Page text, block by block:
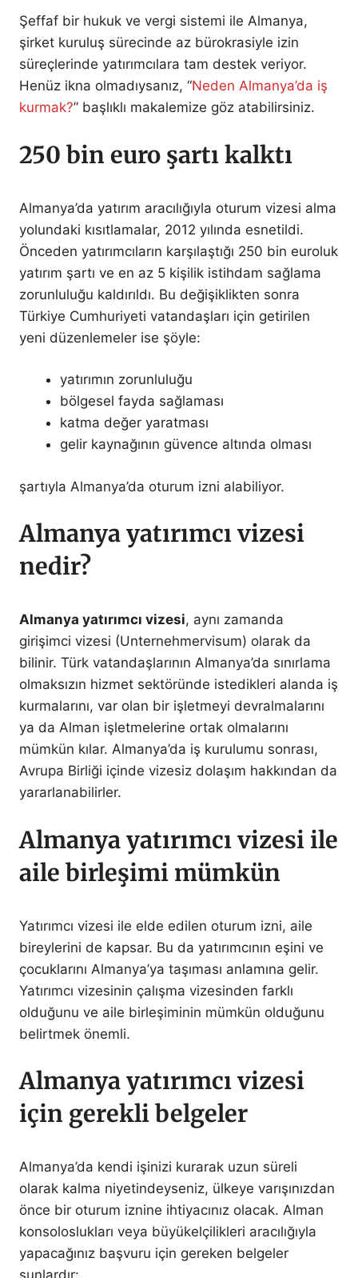
Şeffaf bir hukuk ve vergi sistemi ile Almanya,
şirket kuruluş sürecinde az bürokrasiyle izin
süreçlerinde yatırımcılara tam destek veriyor.
Henüz ikna olmadıysanız, “Neden Almanya’da iş
kurmak?” başlıklı makalemize göz atabilirsiniz.
250 bin euro şartı kalktı
Almanya’da yatırım aracılığıyla oturum vizesi alma
yolundaki kısıtlamalar, 2012 yılında esnetildi.
Önceden yatırımcıların karşılaştığı 250 bin euroluk
yatırım şartı ve en az 5 kişilik istihdam sağlama
zorunluluğu kaldırıldı. Bu değişiklikten sonra
Türkiye Cumhuriyeti vatandaşları için getirilen
yeni düzenlemeler ise şöyle:
yatırımın zorunluluğu
bölgesel fayda sağlaması
katma değer yaratması
gelir kaynağının güvence altında olması
şartıyla Almanya’da oturum izni alabiliyor.
Almanya yatırımcı vizesi
nedir?
Almanya yatırımcı vizesi, aynı zamanda
girişimci vizesi (Unternehmervisum) olarak da
bilinir. Türk vatandaşlarının Almanya’da sınırlama
olmaksızın hizmet sektöründe istedikleri alanda iş
kurmalarını, var olan bir işletmeyi devralmalarını
ya da Alman işletmelerine ortak olmalarını
mümkün kılar. Almanya’da iş kurulumu sonrası,
Avrupa Birliği içinde vizesiz dolaşım hakkından da
yararlanabilirler.
Almanya yatırımcı vizesi ile
aile birleşimi mümkün
Yatırımcı vizesi ile elde edilen oturum izni, aile
bireylerini de kapsar. Bu da yatırımcının eşini ve
çocuklarını Almanya’ya taşıması anlamına gelir.
Yatırımcı vizesinin çalışma vizesinden farklı
olduğunu ve aile birleşiminin mümkün olduğunu
belirtmek önemli.
Almanya yatırımcı vizesi
için gerekli belgeler
Almanya’da kendi işinizi kurarak uzun süreli
olarak kalma niyetindeyseniz, ülkeye varışınızdan
önce bir oturum iznine ihtiyacınız olacak. Alman
konsoloslukları veya büyükelçilikleri aracılığıyla
yapacağınız başvuru için gereken belgeler